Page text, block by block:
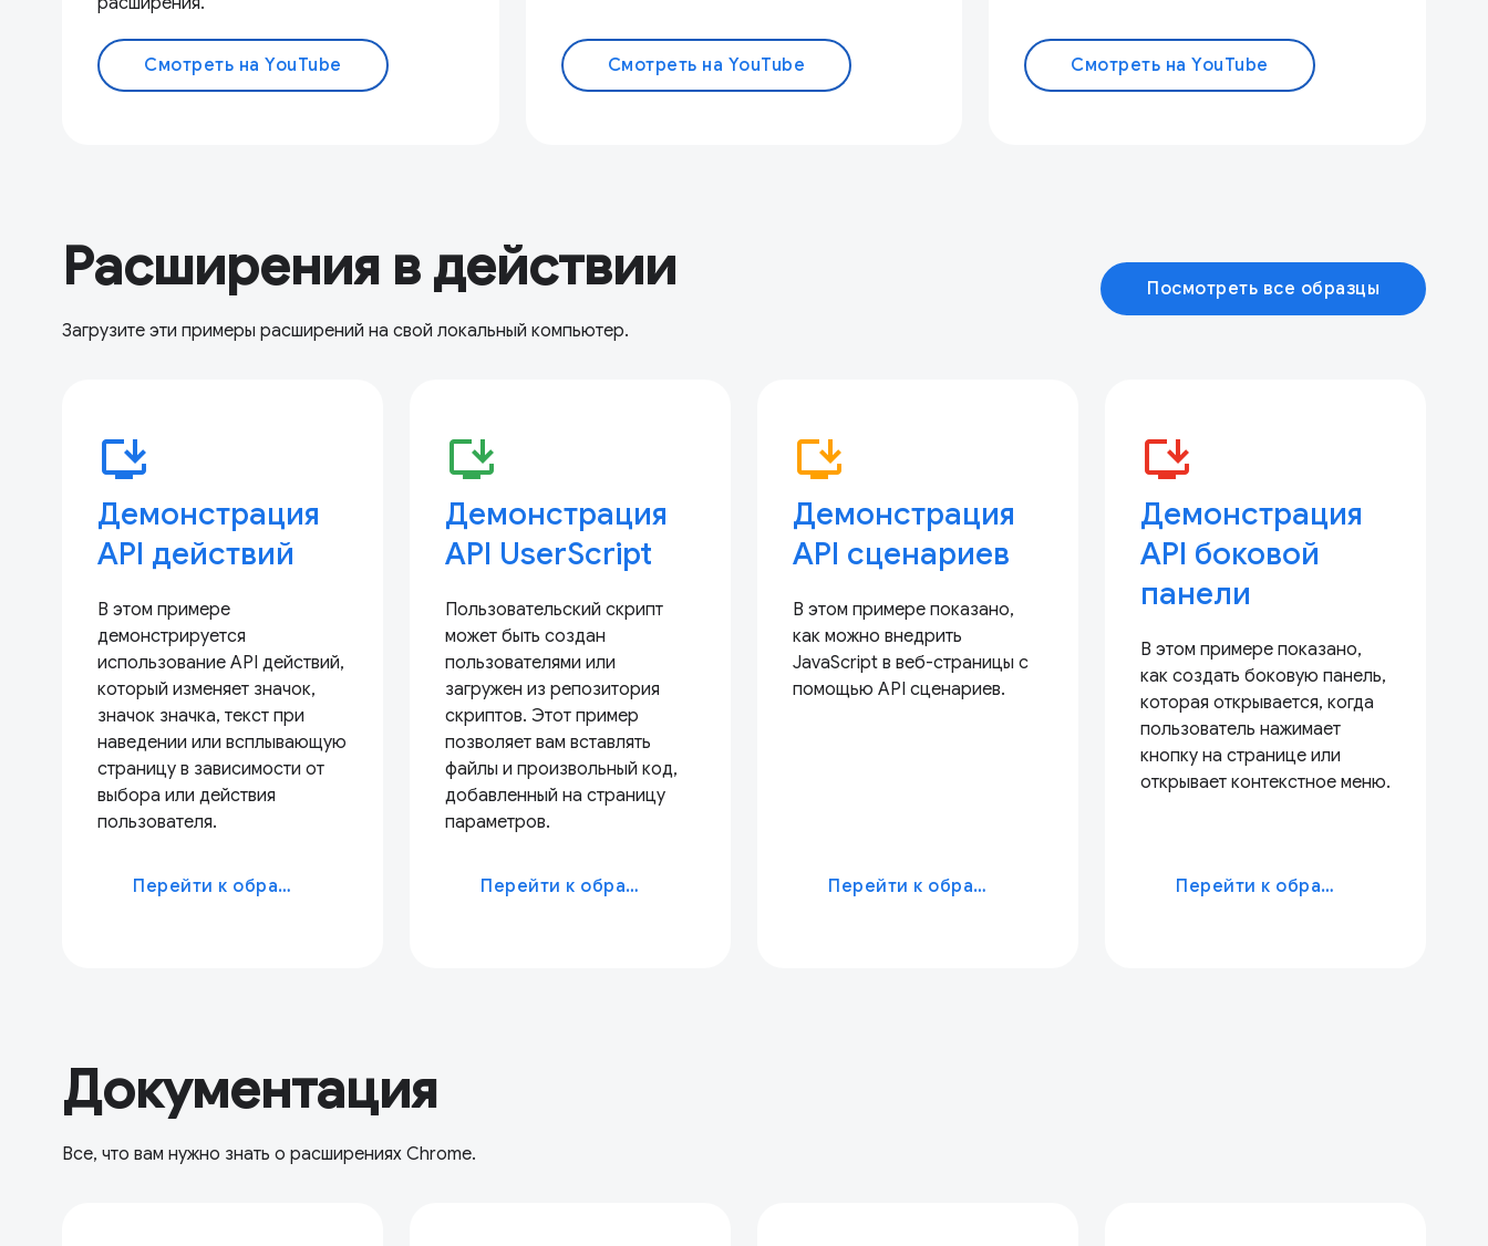
Смотреть на YouTube Смотреть на YouTube Смотреть на YouTube
Расширения в действии
Загрузите эти примеры расширений на свой локальный компьютер.
Посмотреть все образцы
install_desktop
Демонстрация
API действий
В этом примере
демонстрируется
использование API действий,
который изменяет значок,
значок значка, текст при
наведении или всплывающую
страницу в зависимости от
выбора или действия
пользователя.
Перейти к образцу
install_desktop
Демонстрация
API UserScript
Пользовательский скрипт
может быть создан
пользователями или
загружен из репозитория
скриптов. Этот пример
позволяет вам вставлять
файлы и произвольный код,
добавленный на страницу
параметров.
Перейти к образцу
install_desktop
Демонстрация
API сценариев
В этом примере показано,
как можно внедрить
JavaScript в веб-страницы с
помощью API сценариев.
Перейти к образцу
install_desktop
Демонстрация
API боковой
панели
В этом примере показано,
как создать боковую панель,
которая открывается, когда
пользователь нажимает
кнопку на странице или
открывает контекстное меню.
Перейти к образцу
Документация
Все, что вам нужно знать о расширениях Chrome.